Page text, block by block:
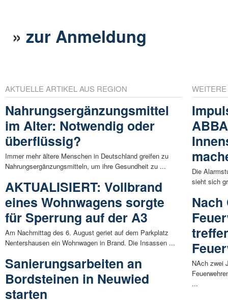
»zur Anmeldung
AKTUELLE ARTIKEL AUS REGION
Nahrungsergänzungsmittel
im Alter: Notwendig oder
überflüssig?
Immer mehr ältere Menschen in Deutschland greifen zu
Nahrungsergänzungsmitteln, um ihre Gesundheit zu ...
AKTUALISIERT: Vollbrand
eines Wohnwagens sorgte
für Sperrung auf der A3
Am Nachmittag des 6. August geriet auf dem Parkplatz
Nentershausen ein Wohnwagen in Brand. Die Insassen ...
Sanierungsarbeiten an
Bordsteinen in Neuwied
starten
Die
sieht sich
Nach
NAch zwei
...